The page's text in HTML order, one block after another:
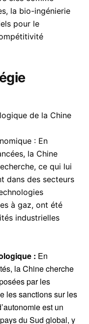
la bio-ingénierie
pour le
de la Chine
: En
la Chine
ce qui lui
dans des secteurs
à gaz, ont été
industrielles
: En
la Chine cherche
par les
les sanctions sur les
est un
du Sud global, y